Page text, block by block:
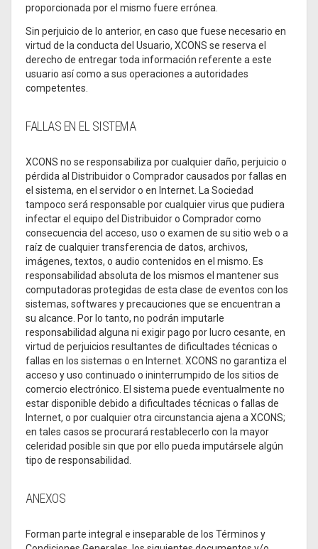
proporcionada por el mismo fuere errónea.
Sin perjuicio de lo anterior, en caso que fuese necesario en
virtud de la conducta del Usuario, XCONS se reserva el
derecho de entregar toda información referente a este
usuario así como a sus operaciones a autoridades
competentes.
FALLAS EN EL SISTEMA
XCONS no se responsabiliza por cualquier daño, perjuicio o
pérdida al Distribuidor o Comprador causados por fallas en
el sistema, en el servidor o en Internet. La Sociedad
tampoco será responsable por cualquier virus que pudiera
infectar el equipo del Distribuidor o Comprador como
consecuencia del acceso, uso o examen de su sitio web o a
raíz de cualquier transferencia de datos, archivos,
imágenes, textos, o audio contenidos en el mismo. Es
responsabilidad absoluta de los mismos el mantener sus
computadoras protegidas de esta clase de eventos con los
sistemas, softwares y precauciones que se encuentran a
su alcance. Por lo tanto, no podrán imputarle
responsabilidad alguna ni exigir pago por lucro cesante, en
virtud de perjuicios resultantes de dificultades técnicas o
fallas en los sistemas o en Internet. XCONS no garantiza el
acceso y uso continuado o ininterrumpido de los sitios de
comercio electrónico. El sistema puede eventualmente no
estar disponible debido a dificultades técnicas o fallas de
Internet, o por cualquier otra circunstancia ajena a XCONS;
en tales casos se procurará restablecerlo con la mayor
celeridad posible sin que por ello pueda imputársele algún
tipo de responsabilidad.
ANEXOS
Forman parte integral e inseparable de los Términos y